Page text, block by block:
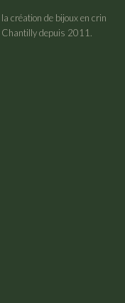
création de bijoux en crin
depuis 2011.